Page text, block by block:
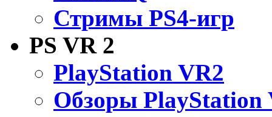
Стримы PS4-игр
PS VR 2
PlayStation VR2
Обзоры PlayStation